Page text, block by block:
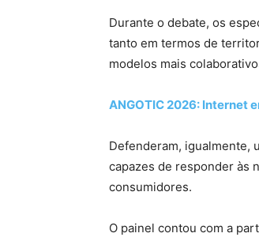
Durante o debate, os
tanto em termos de
modelos mais
ANGOTIC 2026: Internet
Defenderam, igualmente,
capazes de responder às
consumidores.
O painel contou com a